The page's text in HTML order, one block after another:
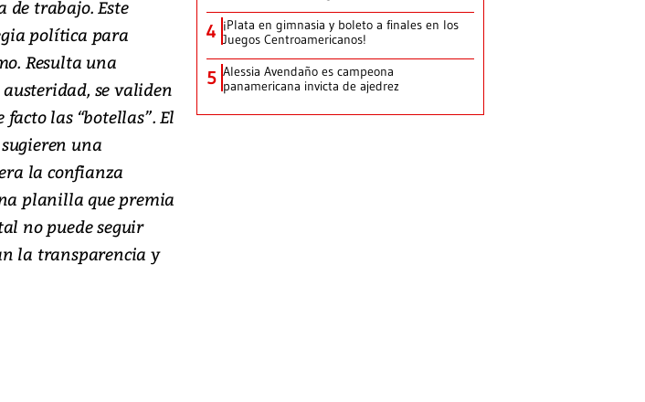
de trabajo. Este
política para
Resulta una
se validen
las “botellas”. El
una
la confianza
planilla que premia
no puede seguir
la transparencia y
4 ¡Plata en gimnasia y boleto a finales en los
Juegos Centroamericanos!
5 Alessia Avendaño es campeona
panamericana invicta de ajedrez